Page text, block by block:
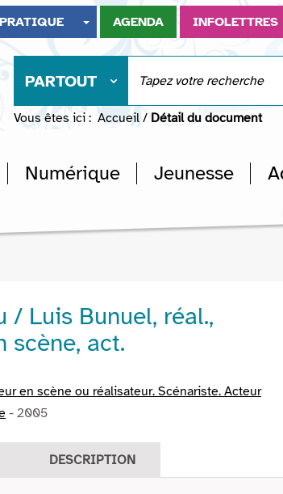
AGENDA INFOLETTRES
PARTOUT
Vous êtes ici : Accueil / Détail du document
Numérique Jeunesse
/ Luis Bunuel, réal.,
scène, act.
en scène ou réalisateur. Scénariste. Acteur
- 2005
DESCRIPTION